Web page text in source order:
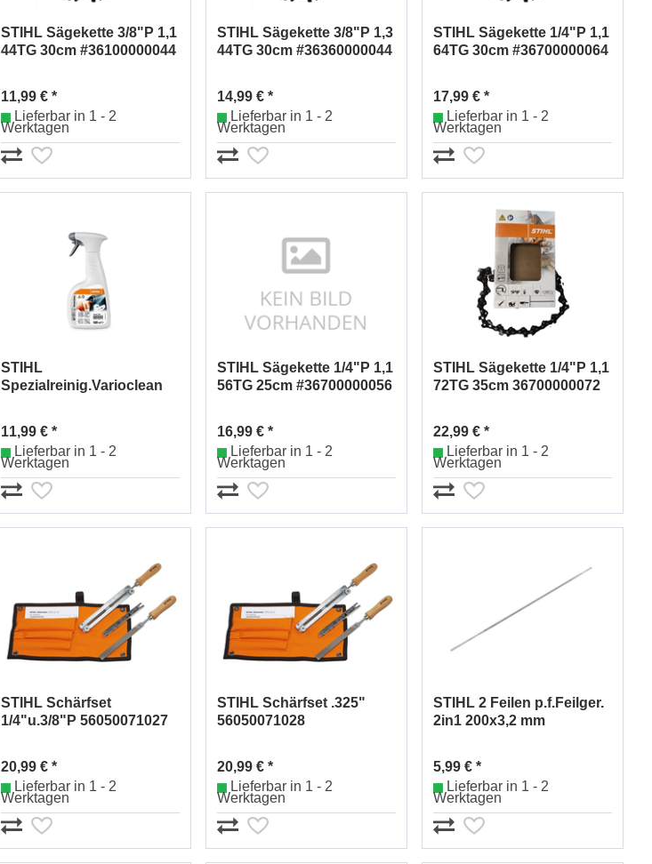
STIHL Sägekette 3/8"P 1,1
44TG 30cm #36100000044
11,99 € *
Lieferbar in 1 - 2
Werktagen
STIHL Sägekette 3/8"P 1,3
44TG 30cm #36360000044
14,99 € *
Lieferbar in 1 - 2
Werktagen
STIHL Sägekette 1/4"P 1,1
64TG 30cm #36700000064
17,99 € *
Lieferbar in 1 - 2
Werktagen
STIHL
Spezialreinig.Varioclean
11,99 € *
Lieferbar in 1 - 2
Werktagen
STIHL Sägekette 1/4"P 1,1
56TG 25cm #36700000056
16,99 € *
Lieferbar in 1 - 2
Werktagen
STIHL Sägekette 1/4"P 1,1
72TG 35cm 36700000072
22,99 € *
Lieferbar in 1 - 2
Werktagen
STIHL Schärfset
1/4"u.3/8"P 56050071027
20,99 € *
Lieferbar in 1 - 2
Werktagen
STIHL Schärfset .325"
56050071028
20,99 € *
Lieferbar in 1 - 2
Werktagen
STIHL 2 Feilen p.f.Feilger.
2in1 200x3,2 mm
5,99 € *
Lieferbar in 1 - 2
Werktagen